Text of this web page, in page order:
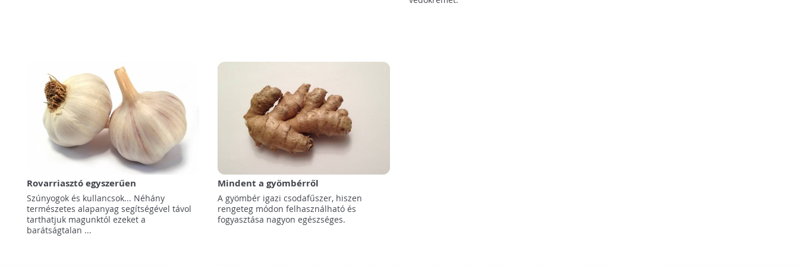
Rovarriasztó egyszerűen
Szúnyogok és kullancsok... Néhány
természetes alapanyag segítségével távol
tarthatjuk magunktól ezeket a
barátságtalan ...
Mindent a gyömbérről
A gyömbér igazi csodafűszer, hiszen
rengeteg módon felhasználható és
fogyasztása nagyon egészséges.